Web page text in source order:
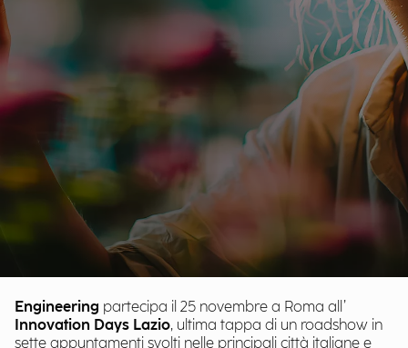
Engineering partecipa il 25 novembre a Roma all’
Innovation Days Lazio, ultima tappa di un roadshow in
sette appuntamenti svolti nelle principali città italiane e